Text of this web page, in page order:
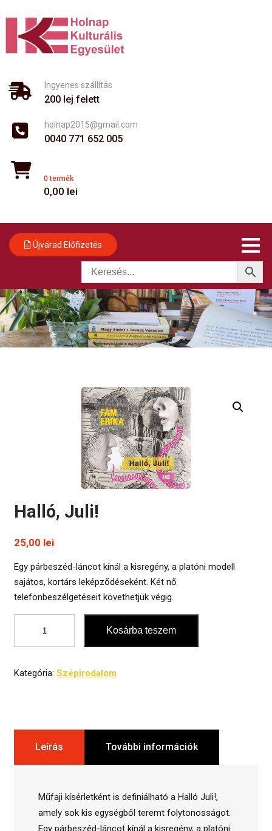
content
Ingyenes szállítás
200 lej felett
holnap2015@gmail.com
0040 771 652 005
0 termék
0,00 lei
Újvárad Előfizetés
Halló, Juli!
25,00 lei
Egy párbeszéd-láncot kínál a kisregény, a platóni modell
sajátos, kortárs leképződéseként. Két nő
telefonbeszélgetéseit követhetjük végig.
Kosárba teszem
Kategória: Szépirodalom
Leírás További információk
Műfaji kísérletként is definiálható a Halló Juli!,
amely sok kis egységből teremt folytonosságot.
Egy párbeszéd-láncot kínál a kisregény, a platóni